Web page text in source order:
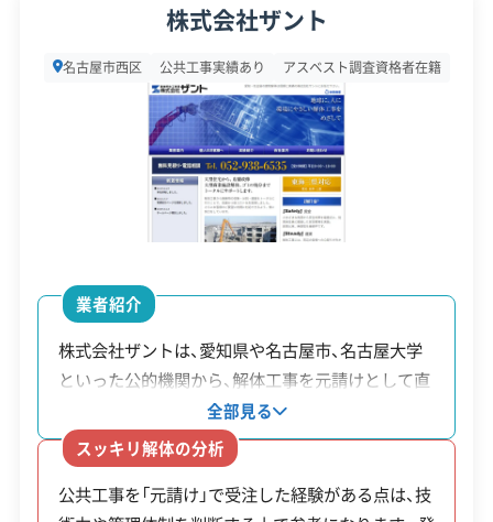
1995年1月30日
300万円
052-505-4135
9:00～19:00
営業日
建物構造 木造
対応業務
産業廃棄物収集運搬業
土木工事業
公式HP 公式サイトを見る
株式会社ザント
名古屋市西区 公共工事実績あり アスベスト調査資格者在籍
業者紹介
株式会社ザントは、愛知県や名古屋市、名古屋大学
といった公的機関から、解体工事を元請けとして直
接受注してきた実績があります。公共工事の元請け
を担うには、技術力や安全管理体制について厳しい
基準をクリアする必要があるため、業者選定におけ
る一つの判断材料になります。同社が現場で重視し
全部見る
スッキリ解体の分析
公共工事を「元請け」で受注した経験がある点は、技